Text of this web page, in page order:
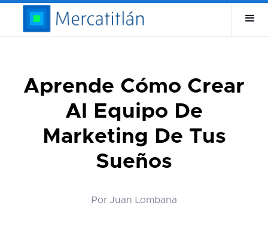
Aprende Cómo Crear
Al Equipo De
Marketing De Tus
Sueños
Por Juan Lombana